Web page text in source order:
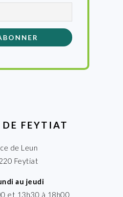
FEYTIAT
de Leun
Feytiat
au jeudi
et 13h30 à 18h00